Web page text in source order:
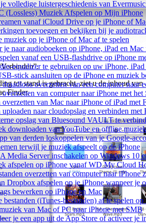
volledige luistergeschiedenis van
(Lossless) Muziek Afspelen op Mijn iPhone
vanaf iCloud Drive op je iPhone of
toevoegen en bekijken bij je
muziek op je iPhone of Mac af te spelen
je naar audioboeken op iPhone, iPad en
vanaf een USB-flashdrive op iPhone
equalizer te gebruiken op uw iPhone,
stick aansluiten op de iPhone en muziek
draadloos overzetten van een computer naar
overzetten van computer naar iPhone met
overzetten van Mac naar iPhone of iPad met
uploaden naar cloudopslag en verbinden
opslag van Bluesound VAULT te
downloaden van YouTube en offline
van derden loskoppelen van je Google-
terwijl je muziek afspeelt op de iPhone
Media Server inschakelen op Windows 10
afspelen op iPhone vanaf WD My Cloud
overzetten van computer naar
Dropbox afspelen op je iPhone wanneer je
bewerken op iPhone en Mac
bestanden (iTunes-bestanden) af te spelen
van Mac of PC naar iPhone met SMB
je een app uit de App Store of activeer je
tot stand is gebracht, ziet u de inhoud van
Finder.